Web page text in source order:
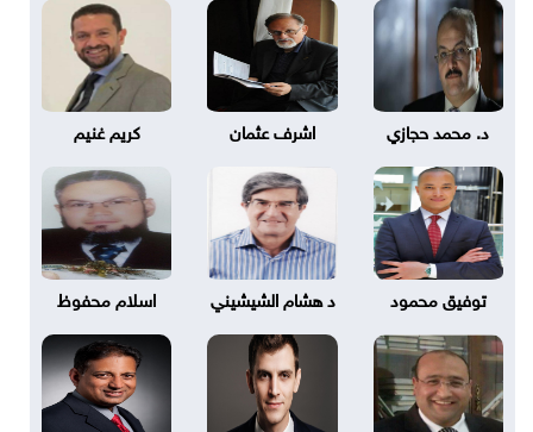
د. محمد حجازي اشرف عثمان كريم غنيم
توفيق محمود د هشام الشيشيني اسلام محفوظ